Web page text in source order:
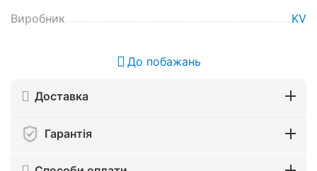
Виробник
KV
До побажань
Доставка
Гарантія